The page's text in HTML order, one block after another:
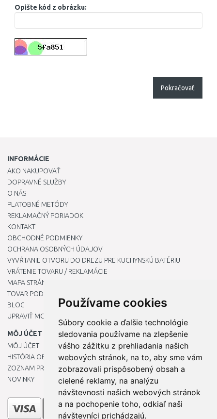
Používame cookies
Súbory cookie a ďalšie technológie
sledovania používame na zlepšenie
vášho zážitku z prehliadania našich
webových stránok, na to, aby sme vám
zobrazovali prispôsobený obsah a
cielené reklamy, na analýzu
návštevnosti našich webových stránok
a na pochopenie toho, odkiaľ naši
návštevníci prichádzajú.
Opište kód z obrázku:
Pokračovať
INFORMÁCIE
AKO NAKUPOVAŤ
DOPRAVNÉ SLUŽBY
O NÁS
PLATOBNÉ METÓDY
REKLAMAČNÝ PORIADOK
KONTAKT
OBCHODNÉ PODMIENKY
OCHRANA OSOBNÝCH ÚDAJOV
VYVŔTANIE OTVORU DO DREZU PRE KUCHYNSKÚ BATÉRIU
VRÁTENIE TOVARU / REKLAMÁCIE
MAPA STRÁNOK
TOVAR PODĽA ZNAČIEK
BLOG
UPRAVIŤ MOJE PREDVOĽBY COOKIES
MÔJ ÚČET
MÔJ ÚČET
HISTÓRIA OBJEDNÁVOK
ZOZNAM PRIANÍ
NOVINKY